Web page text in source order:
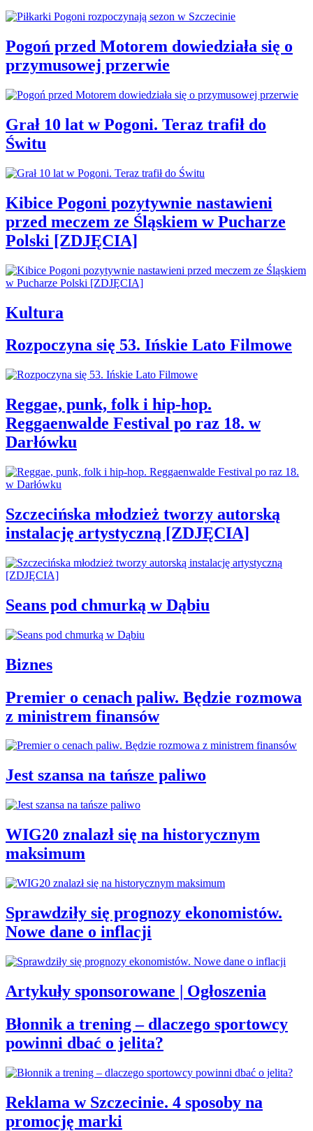
Pogoń przed Motorem dowiedziała się o
przymusowej przerwie
Grał 10 lat w Pogoni. Teraz trafił do
Świtu
Kibice Pogoni pozytywnie nastawieni
przed meczem ze Śląskiem w Pucharze
Polski [ZDJĘCIA]
Kultura
Rozpoczyna się 53. Ińskie Lato Filmowe
Reggae, punk, folk i hip-hop.
Reggaenwalde Festival po raz 18. w
Darłówku
Szczecińska młodzież tworzy autorską
instalację artystyczną [ZDJĘCIA]
Seans pod chmurką w Dąbiu
Biznes
Premier o cenach paliw. Będzie rozmowa
z ministrem finansów
Jest szansa na tańsze paliwo
WIG20 znalazł się na historycznym
maksimum
Sprawdziły się prognozy ekonomistów.
Nowe dane o inflacji
Artykuły sponsorowane | Ogłoszenia
Błonnik a trening – dlaczego sportowcy
powinni dbać o jelita?
Reklama w Szczecinie. 4 sposoby na
promocję marki